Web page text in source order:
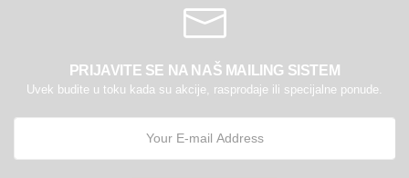
PRIJAVITE SE NA NAŠ MAILING SISTEM
Uvek budite u toku kada su akcije, rasprodaje ili specijalne ponude.